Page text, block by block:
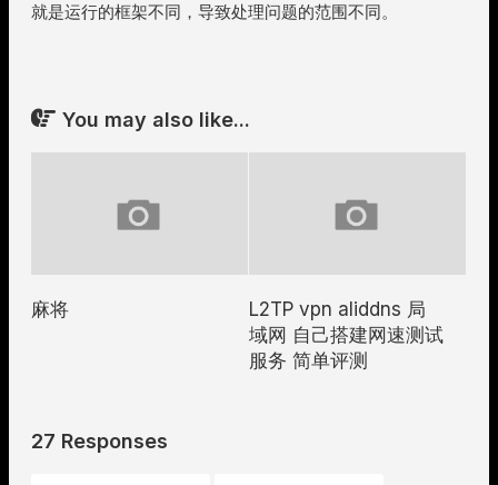
就是运行的框架不同，导致处理问题的范围不同。
You may also like...
麻将
L2TP vpn aliddns 局
域网 自己搭建网速测试
服务 简单评测
27 Responses